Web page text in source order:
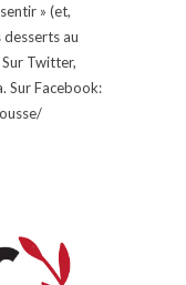
» (et,
au
Twitter,
Sur Facebook: